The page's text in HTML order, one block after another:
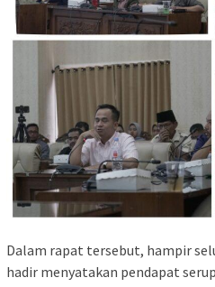
Dalam rapat tersebut, hampir
hadir menyatakan pendapat